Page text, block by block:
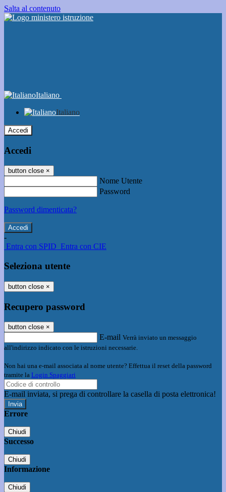
Salta al contenuto
Italiano
Italiano
Accedi
Accedi
button close ×
Nome Utente
Password
Password dimenticata?
-
Entra con SPID Entra con CIE
Seleziona utente
button close ×
Recupero password
button close ×
E-mail Verrà inviato un messaggio
all'indirizzo indicato con le istruzioni necessarie.
Non hai una e-mail associata al nome utente? Effettua il reset della password
tramite la Login Spaggiari
E-mail inviata, si prega di controllare la casella di posta elettronica!
Errore
Chiudi
Successo
Chiudi
Informazione
Chiudi